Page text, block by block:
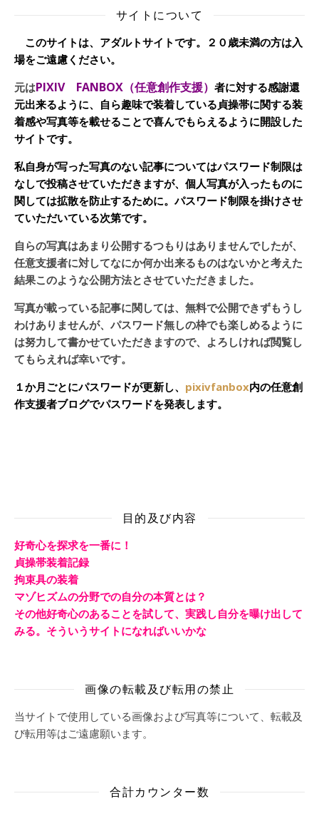
サイトについて
このサイトは、アダルトサイトです。２０歳未満の方は入
場をご遠慮ください。
元はPIXIV FANBOX（任意創作支援） 者に対する感謝還
元出来るように、自ら趣味で装着している貞操帯に関する装
着感や写真等を載せることで喜んでもらえるように開設した
サイトです。
私自身が写った写真のない記事についてはパスワード制限は
なしで投稿させていただきますが、個人写真が入ったものに
関しては拡散を防止するために。パスワード制限を掛けさせ
ていただいている次第です。
自らの写真はあまり公開するつもりはありませんでしたが、
任意支援者に対してなにか何か出来るものはないかと考えた
結果このような公開方法とさせていただきました。
写真が載っている記事に関しては、無料で公開できずもうし
わけありませんが、パスワード無しの枠でも楽しめるように
は努力して書かせていただきますので、よろしければ閲覧し
てもらえれば幸いです。
１か月ごとにパスワードが更新し、 pixivfanbox内の任意創
作支援者ブログでパスワードを発表します。
目的及び内容
好奇心を探求を一番に！
貞操帯装着記録
拘束具の装着
マゾヒズムの分野での自分の本質とは？
その他好奇心のあることを試して、実践し自分を曝け出して
みる。そういうサイトになればいいかな
画像の転載及び転用の禁止
当サイトで使用している画像および写真等について、転載及
び転用等はご遠慮願います。
合計カウンター数